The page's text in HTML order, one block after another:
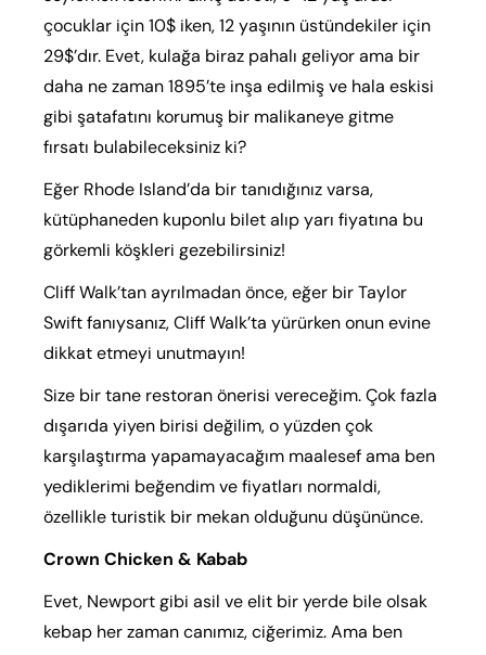
çocuklar için 10$ iken, 12 yaşının üstündekiler için
29$’dır. Evet, kulağa biraz pahalı geliyor ama bir
daha ne zaman 1895’te inşa edilmiş ve hala eskisi
gibi şatafatını korumuş bir malikaneye gitme
fırsatı bulabileceksiniz ki?
Eğer Rhode Island’da bir tanıdığınız varsa,
kütüphaneden kuponlu bilet alıp yarı fiyatına bu
görkemli köşkleri gezebilirsiniz!
Cliff Walk’tan ayrılmadan önce, eğer bir Taylor
Swift fanıysanız, Cliff Walk’ta yürürken onun evine
dikkat etmeyi unutmayın!
Size bir tane restoran önerisi vereceğim. Çok fazla
dışarıda yiyen birisi değilim, o yüzden çok
karşılaştırma yapamayacağım maalesef ama ben
yediklerimi beğendim ve fiyatları normaldi,
özellikle turistik bir mekan olduğunu düşününce.
Crown Chicken & Kabab
Evet, Newport gibi asil ve elit bir yerde bile olsak
kebap her zaman canımız, ciğerimiz. Ama ben